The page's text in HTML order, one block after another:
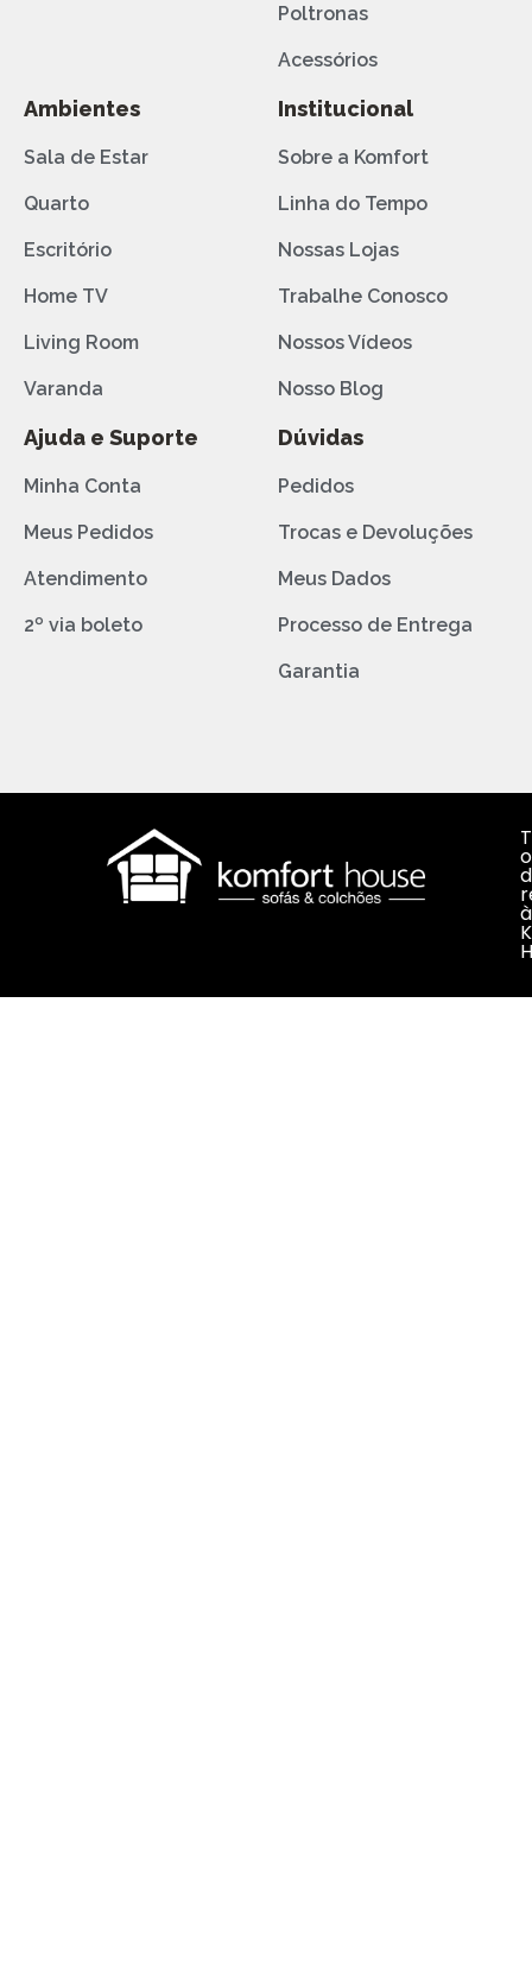
Poltronas
Acessórios
Ambientes
Sala de Estar
Quarto
Escritório
Home TV
Living Room
Varanda
Institucional
Sobre a Komfort
Linha do Tempo
Nossas Lojas
Trabalhe Conosco
Nossos Vídeos
Nosso Blog
Ajuda e Suporte
Minha Conta
Meus Pedidos
Atendimento
2º via boleto
Dúvidas
Pedidos
Trocas e Devoluções
Meus Dados
Processo de Entrega
Garantia
à